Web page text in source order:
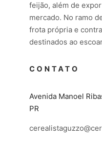
feijão, além de
mercado. No ramo
frota própria e
destinados ao
CONTATO
Avenida Manoel
PR